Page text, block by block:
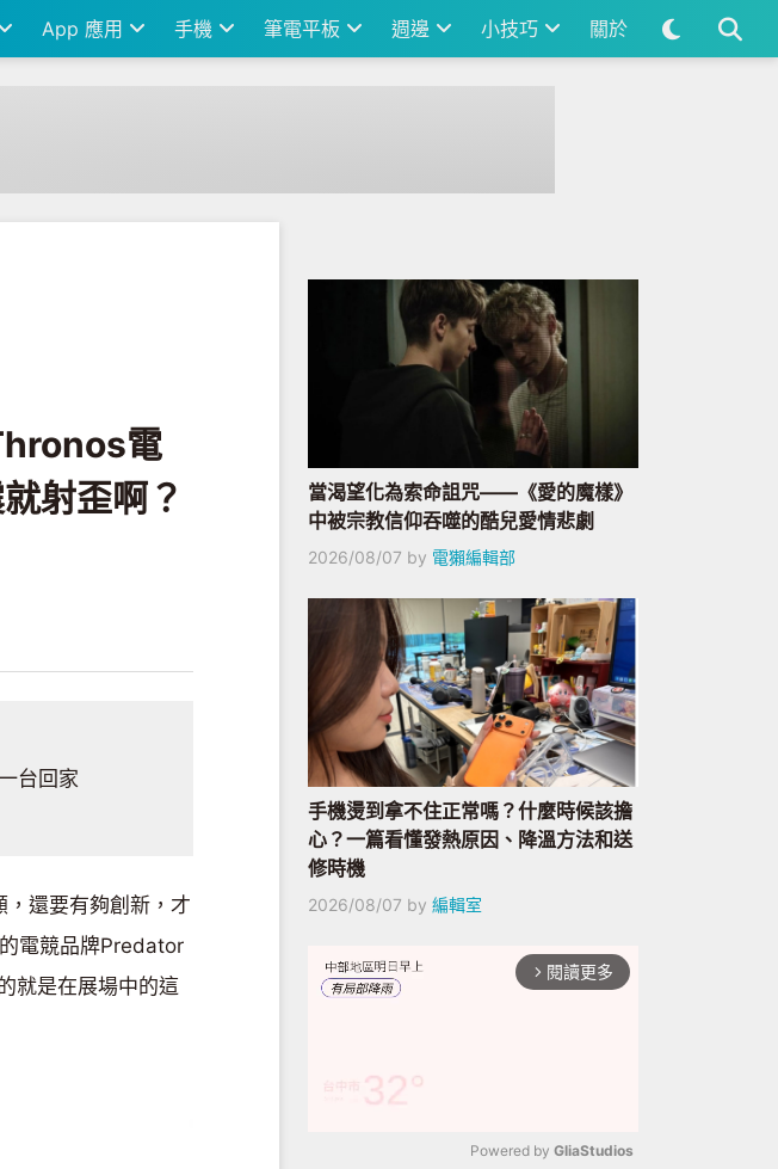
App 應用 手機 筆電平板 週邊 小技巧 關於
會一震就射歪啊？
電
射歪啊？
台回家
還要有夠創新，才
電競品牌Predator
就是在展場中的這
當渴望化為索命詛咒——《愛的魔樣》
中被宗教信仰吞噬的酷兒愛情悲劇
2026/08/07 by 電獺編輯部
手機燙到拿不住正常嗎？什麼時候該擔
心？一篇看懂發熱原因、降溫方法和送
修時機
2026/08/07 by 編輯室
arrow_forward_ios 閱讀更多
Powered by GliaStudios